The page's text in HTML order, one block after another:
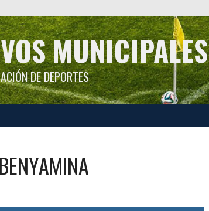
MUNICIPALES
DE DEPORTES
BENYAMINA